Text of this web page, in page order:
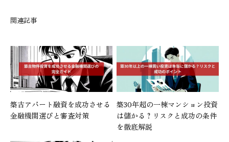
関連記事
築古アパート融資を成功させる
金融機関選びと審査対策
築30年超の一棟マンション投資
は儲かる？リスクと成功の条件
を徹底解説